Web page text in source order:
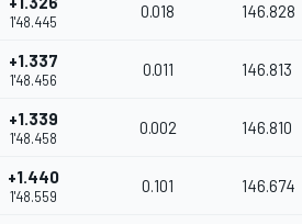
1'48.445
0.018 146.828
+1.337
1'48.456
0.011 146.813
+1.339
1'48.458
0.002 146.810
+1.440
1'48.559
0.101 146.674